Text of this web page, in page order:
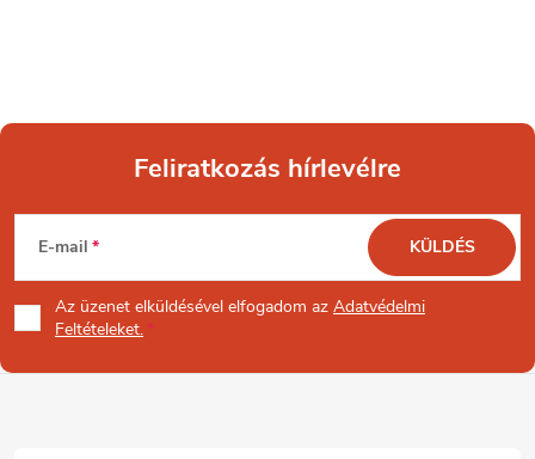
L
á
b
Feliratkozás hírlevélre
E-mail
Az üzenet elküldésével elfogadom az Adatvédelmi
Feltételeket.
KÜLDÉS